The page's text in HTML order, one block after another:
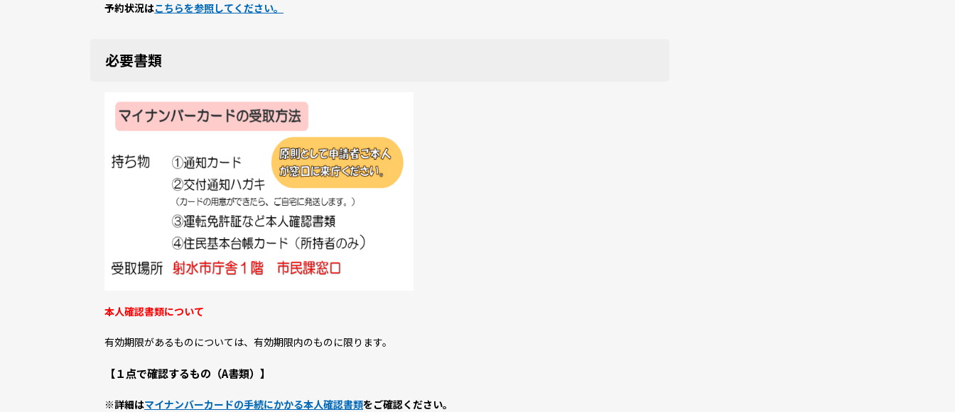
予約状況はこちらを参照してください。
必要書類
本人確認書類について
有効期限があるものについては、有効期限内のものに限ります。
【１点で確認するもの（A書類）】
※詳細はマイナンバーカードの手続にかかる本人確認書類をご確認ください。